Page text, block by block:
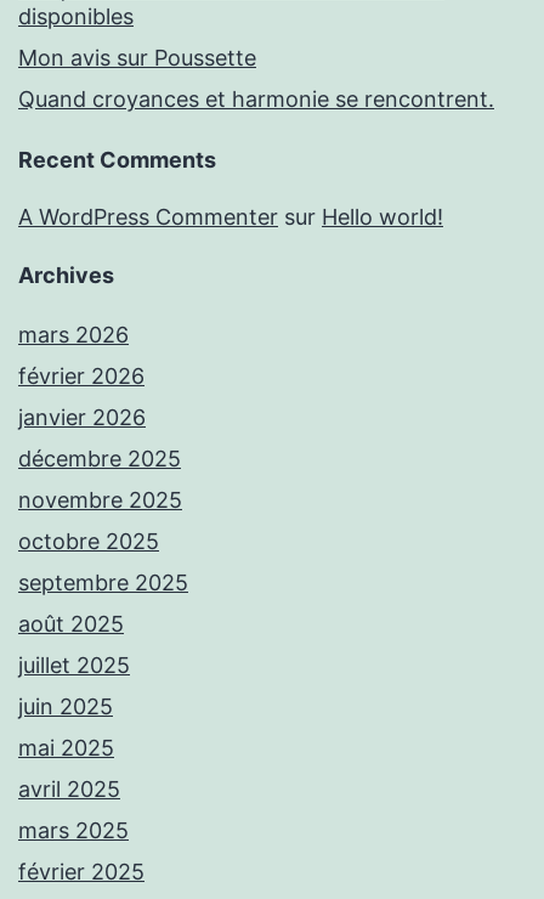
disponibles
Mon avis sur Poussette
Quand croyances et harmonie se rencontrent.
Recent Comments
A WordPress Commenter sur Hello world!
Archives
mars 2026
février 2026
janvier 2026
décembre 2025
novembre 2025
octobre 2025
septembre 2025
août 2025
juillet 2025
juin 2025
mai 2025
avril 2025
mars 2025
février 2025